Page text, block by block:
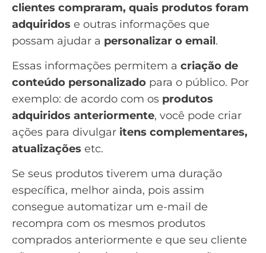
clientes compraram, quais produtos foram
adquiridos e outras informações que
possam ajudar a personalizar o email.
Essas informações permitem a criação de
conteúdo personalizado para o público. Por
exemplo: de acordo com os produtos
adquiridos anteriormente, você pode criar
ações para divulgar itens complementares,
atualizações etc.
Se seus produtos tiverem uma duração
específica, melhor ainda, pois assim
consegue automatizar um e-mail de
recompra com os mesmos produtos
comprados anteriormente e que seu cliente